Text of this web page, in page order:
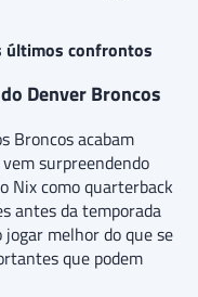
últimos confrontos
Denver Broncos
Broncos acabam
surpreendendo
Nix como quarterback
antes da temporada
melhor do que se
que podem